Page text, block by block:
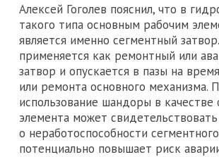
Алексей Гоголев пояснил, что в
такого типа основным рабочим
является именно сегментный
применяется как ремонтный или
затвор и опускается в пазы на
или ремонта основного механизма.
использование шандоры в качестве
элемента может свидетельствовать
о неработоспособности
потенциально повышает риск